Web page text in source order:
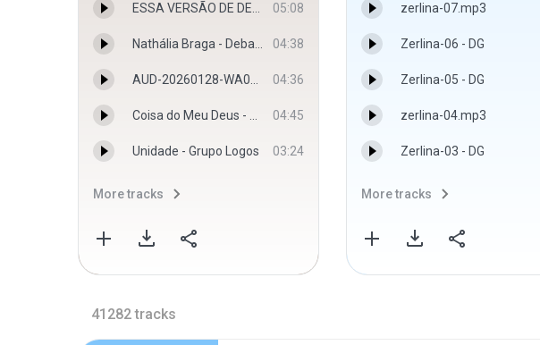
ESSA VERSÃO DE DEUS DE OBRAS COMPLETAS vai deixar você sem palavras_(360P) - <unknown> 05:08
Nathália Braga - Debaixo de Uma Palavra (Ao Vivo) - Nathália Braga 04:38
AUD-20260128-WA0183.m4a 04:36
Coisa do Meu Deus - Ao Vivo - Dalete Hungria, Eliã Oliveira 04:45
Unidade - Grupo Logos 03:24
More tracks
zerlina-07.mp3
Zerlina-06 - DG
Zerlina-05 - DG
zerlina-04.mp3
Zerlina-03 - DG
More tracks
41282 tracks